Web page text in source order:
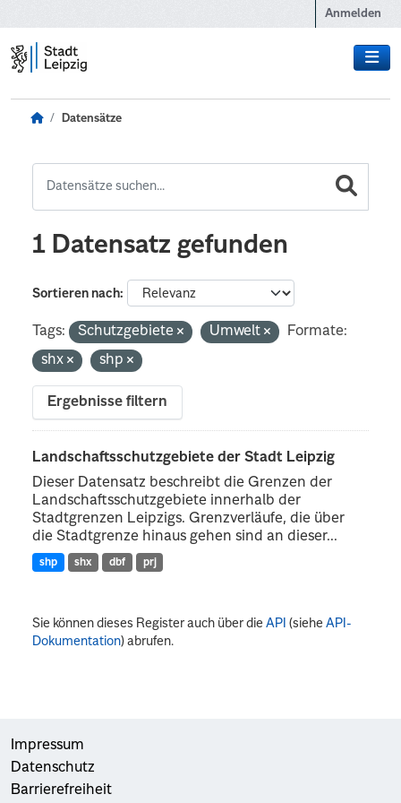
Anmelden
Datensätze
1 Datensatz gefunden
Sortieren nach
Tags: Schutzgebiete Umwelt
Formate:
shx
shp
Ergebnisse filtern
Landschaftsschutzgebiete der Stadt Leipzig
Dieser Datensatz beschreibt die Grenzen der
Landschaftsschutzgebiete innerhalb der
Stadtgrenzen Leipzigs. Grenzverläufe, die über
die Stadtgrenze hinaus gehen sind an dieser...
shp shx dbf prj
Sie können dieses Register auch über dieAPI (sieheAPI-
Dokumentation) abrufen.
Impressum
Datenschutz
Barrierefreiheit